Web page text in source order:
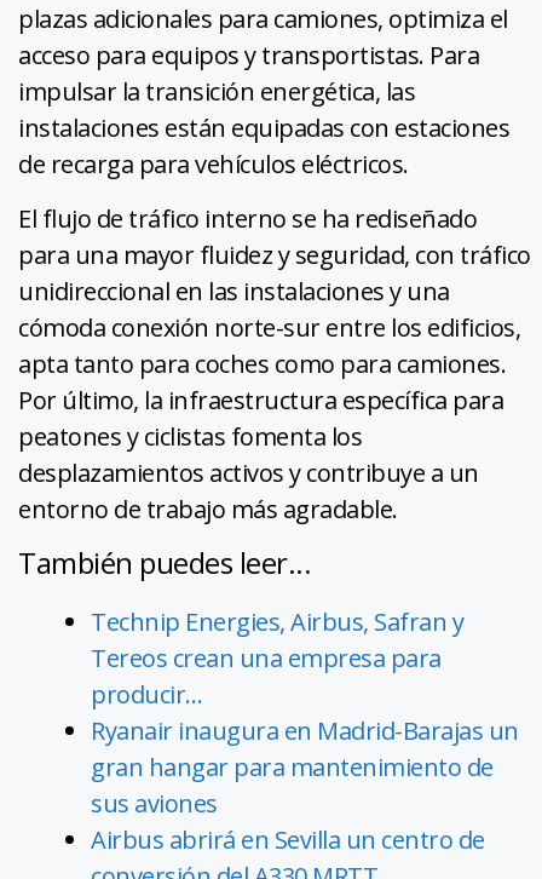
plazas adicionales para camiones, optimiza el
acceso para equipos y transportistas. Para
impulsar la transición energética, las
instalaciones están equipadas con estaciones
de recarga para vehículos eléctricos.
El flujo de tráfico interno se ha rediseñado
para una mayor fluidez y seguridad, con tráfico
unidireccional en las instalaciones y una
cómoda conexión norte-sur entre los edificios,
apta tanto para coches como para camiones.
Por último, la infraestructura específica para
peatones y ciclistas fomenta los
desplazamientos activos y contribuye a un
entorno de trabajo más agradable.
También puedes leer...
Technip Energies, Airbus, Safran y
Tereos crean una empresa para
producir…
Ryanair inaugura en Madrid-Barajas un
gran hangar para mantenimiento de
sus aviones
Airbus abrirá en Sevilla un centro de